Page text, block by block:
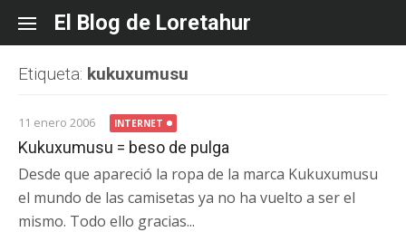
content
El Blog de Loretahur
Etiqueta: kukuxumusu
11 enero 2006 INTERNET
Kukuxumusu = beso de pulga
Desde que apareció la ropa de la marca Kukuxumusu
el mundo de las camisetas ya no ha vuelto a ser el
mismo. Todo ello gracias...